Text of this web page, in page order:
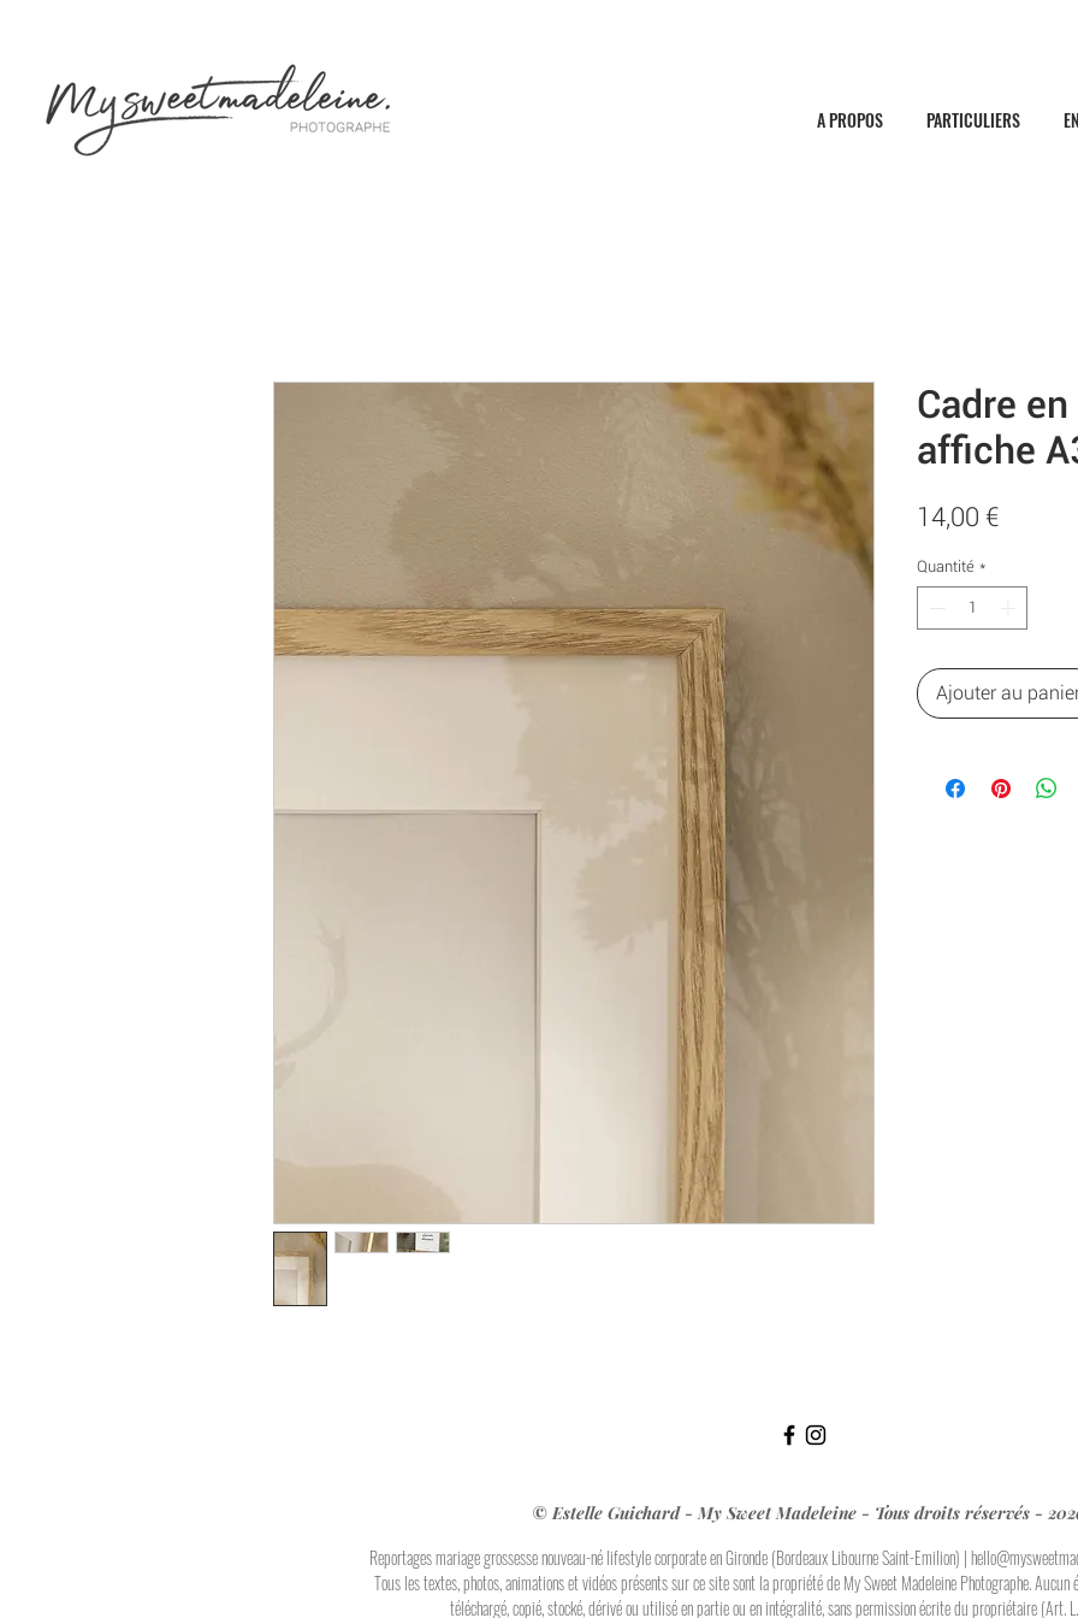
A PROPOS PARTICULIERS
Cadre
affiche
14,00 €
Quantité *
Ajouter au
© Estelle Guichard - My Sweet Madeleine - Tous droits réservés -
Reportages mariage grossesse nouveau-né lifestyle corporate en Gironde (Bordeaux Libourne Saint-Emilion) |
Tous les textes, photos, animations et vidéos présents sur ce site sont la propriété de My Sweet Madeleine Photographe.
téléchargé, copié, stocké, dérivé ou utilisé en partie ou en intégralité, sans permission écrite du propriétaire (Art.